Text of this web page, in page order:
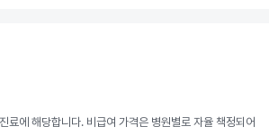
에 해당합니다. 비급여 가격은 병원별로 자율 책정되어